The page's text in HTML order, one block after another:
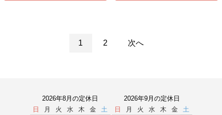
1 2 次へ
2026年8月の定休日
日
月 火 水 木 金
土
2026年9月の定休日
日
月 火 水 木 金
土